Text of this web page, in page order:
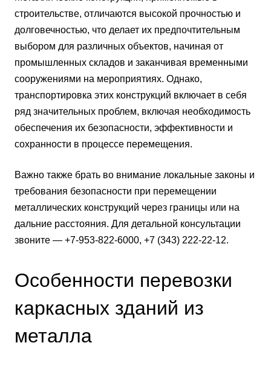
строительстве, отличаются высокой прочностью и
долговечностью, что делает их предпочтительным
выбором для различных объектов, начиная от
промышленных складов и заканчивая временными
сооружениями на мероприятиях. Однако,
транспортировка этих конструкций включает в себя
ряд значительных проблем, включая необходимость
обеспечения их безопасности, эффективности и
сохранности в процессе перемещения.
Важно также брать во внимание локальные законы и
требования безопасности при перемещении
металлических конструкций через границы или на
дальние расстояния. Для детальной консультации
звоните — +7-953-822-6000, +7 (343) 222-22-12.
Особенности перевозки
каркасных зданий из
металла